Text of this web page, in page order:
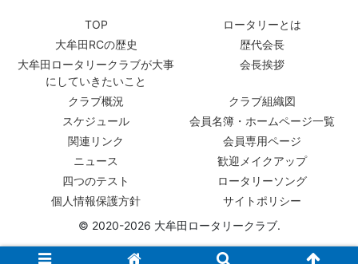
TOP
ロータリーとは
大牟田RCの歴史
歴代会長
大牟田ロータリークラブが大事
にしていきたいこと
会長挨拶
クラブ概況
クラブ組織図
スケジュール
会員名簿・ホームページ一覧
関連リンク
会員専用ページ
ニュース
歓迎メイクアップ
四つのテスト
ロータリーソング
個人情報保護方針
サイトポリシー
© 2020-2026 大牟田ロータリークラブ.